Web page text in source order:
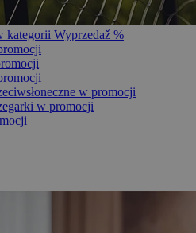
kategorii Wyprzedaž %
w promocji
w promocji